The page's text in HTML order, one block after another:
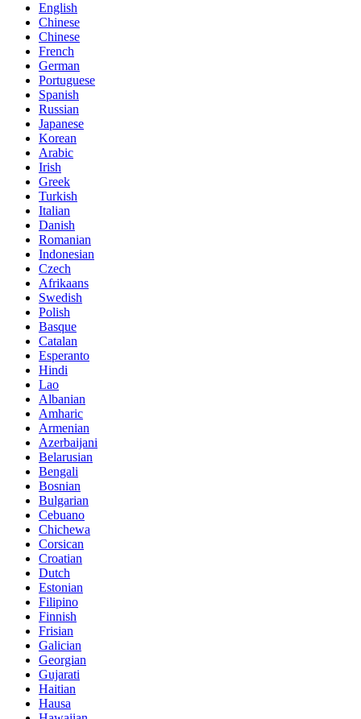
English
Chinese
Chinese
French
German
Portuguese
Spanish
Russian
Japanese
Korean
Arabic
Irish
Greek
Turkish
Italian
Danish
Romanian
Indonesian
Czech
Afrikaans
Swedish
Polish
Basque
Catalan
Esperanto
Hindi
Lao
Albanian
Amharic
Armenian
Azerbaijani
Belarusian
Bengali
Bosnian
Bulgarian
Cebuano
Chichewa
Corsican
Croatian
Dutch
Estonian
Filipino
Finnish
Frisian
Galician
Georgian
Gujarati
Haitian
Hausa